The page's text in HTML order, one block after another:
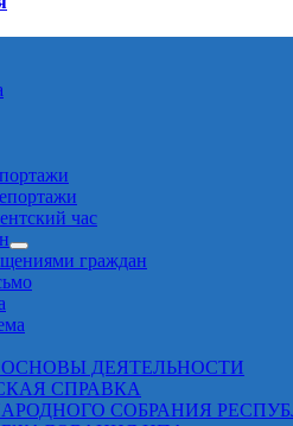
час
граждан
ДЕЯТЕЛЬНОСТИ
СПРАВКА
СОБРАНИЯ